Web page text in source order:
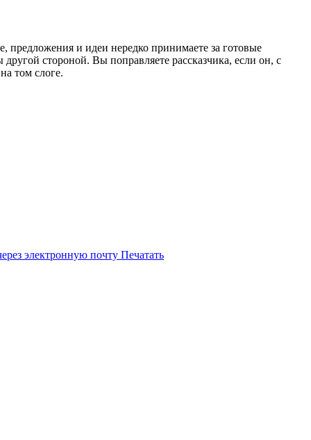
предложения и идеи нередко принимаете за готовые
стороной. Вы поправляете рассказчика, если он, с
том слоге.
электронную почту Печатать